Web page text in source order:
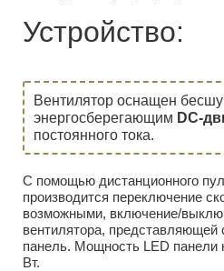
Устройство:
Вентилятор оснащен
энергосберегающим DC-
постоянного тока.
С помощью дистанционного
производится переключение
возможными, включение/
вентилятора, представляющей
панель. Мощность LED
Вт.